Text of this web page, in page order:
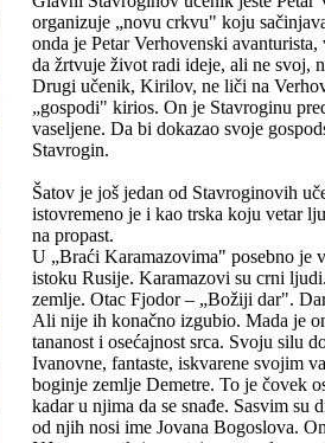
organizuje „novu crkvu" koju
onda je Petar Verhovenski
da žrtvuje život radi ideje, ali ne svoj,
Drugi učenik, Kirilov, ne liči na
„gospodi" kirios. On je Stavroginu
vaseljene. Da bi dokazao svoje
Stavrogin.
Šatov je još jedan od Stavroginovih
istovremeno je i kao trska koju vetar
na propast.
U „Braći Karamazovima" posebno je
istoku Rusije. Karamazovi su crni
zemlje. Otac Fjodor – „Božiji dar".
Ali nije ih konačno izgubio. Mada je
tananost i osećajnost srca. Svoju silu
Ivanovne, fantaste, iskvarene svojim
boginje zemlje Demetre. To je čovek
kadar u njima da se snađe. Sasvim
od njih nosi ime Jovana Bogoslova.